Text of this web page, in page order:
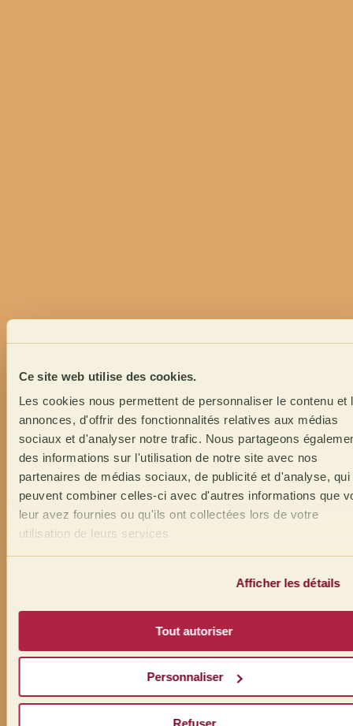
Ce site web utilise des cookies.
Les cookies nous permettent de personnaliser le contenu et
annonces, d'offrir des fonctionnalités relatives aux médias
sociaux et d'analyser notre trafic. Nous partageons
des informations sur l'utilisation de notre site avec nos
partenaires de médias sociaux, de publicité et d'analyse, qui
peuvent combiner celles-ci avec d'autres informations que
leur avez fournies ou qu'ils ont collectées lors de votre
utilisation de leurs services.
Afficher les détails
Tout autoriser
Personnaliser
Refuser